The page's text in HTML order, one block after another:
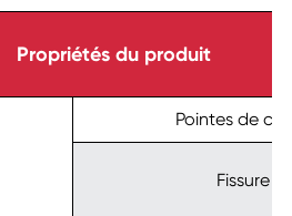
Propriétés du produit
Pointes de
Fissure